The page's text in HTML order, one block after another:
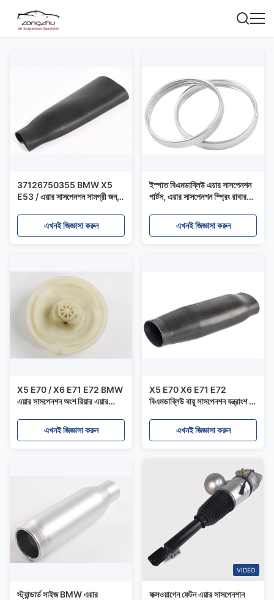
37126750355 BMW X5
E53 / এয়ার সাসপেনশন সামগ্রী জন্য
এখনই জিজ্ঞাসা করুন
ইস্পাত বিএমডাব্লিউ এয়ার সাসপেনশন
পার্টস, এয়ার সাসপেনশন স্প্রিং রাবার
সিরিজ E61 37126765603
এখনই জিজ্ঞাসা করুন
X5 E70 / X6 E71 E72 BMW
এয়ার সাসপেনশন অংশ রিয়ার এয়ার
37126790082
এখনই জিজ্ঞাসা করুন
X5 E70 X6 E71 E72
বিএমডাব্লিউ বায়ু সাসপেনশন যন্ত্রাংশ /
এখনই জিজ্ঞাসা করুন
স্ট্যান্ডার্ড সাইজ BMW এয়ার
VIDEO
ফক্সওয়াগেন ফেটন এয়ার সাসপেনশান